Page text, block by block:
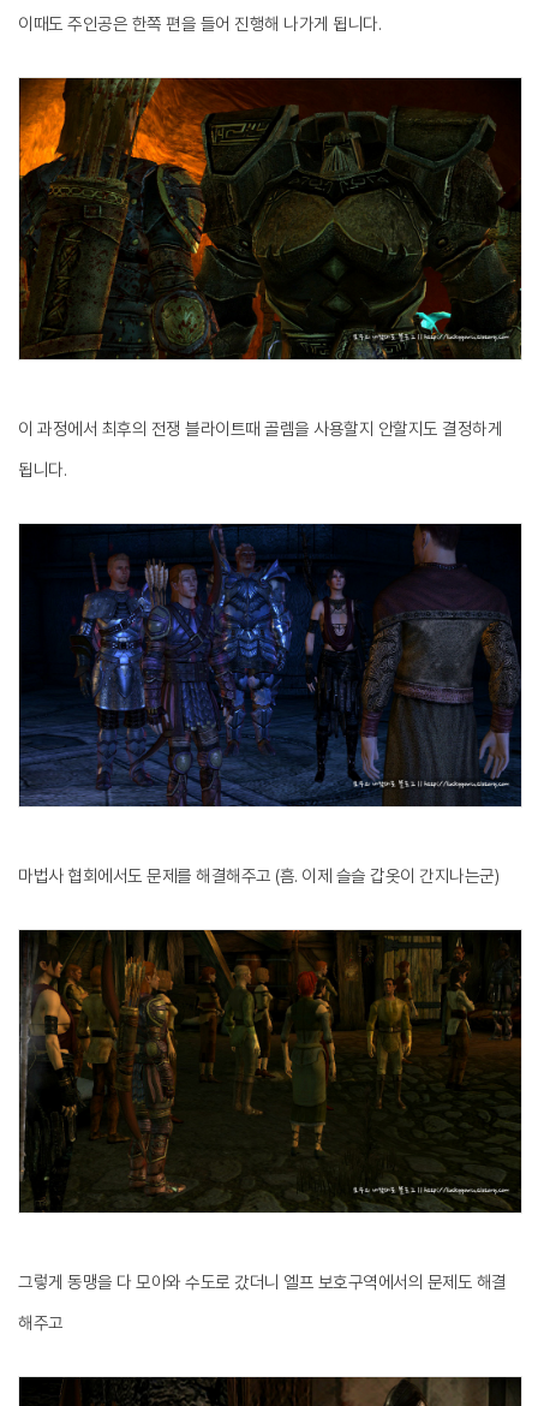
이때도 주인공은 한쪽 편을 들어 진행해 나가게 됩니다.
이 과정에서 최후의 전쟁 블라이트때 골렘을 사용할지 안할지도 결정하게
됩니다.
마법사 협회에서도 문제를 해결해주고 (흠. 이제 슬슬 갑옷이 간지나는군)
그렇게 동맹을 다 모아와 수도로 갔더니 엘프 보호구역에서의 문제도 해결
해주고